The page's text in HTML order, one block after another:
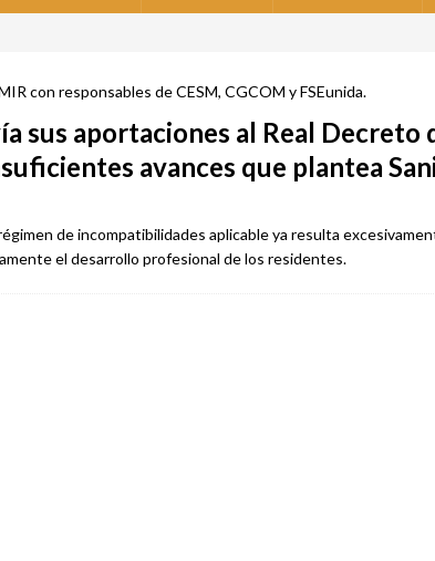
sus aportaciones al Real Decreto
avances que plantea
de incompatibilidades aplicable ya resulta
el desarrollo profesional de los residentes.